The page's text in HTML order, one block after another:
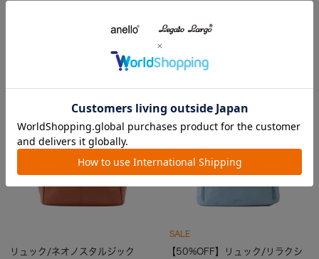
リュック/ネオノスタルジック
SALE
【50%OFF】リュック/リラクシ